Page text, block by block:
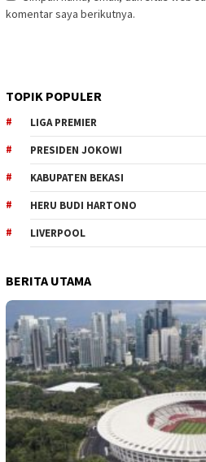
komentar saya berikutnya.
TOPIK POPULER
LIGA PREMIER
PRESIDEN JOKOWI
KABUPATEN BEKASI
HERU BUDI HARTONO
LIVERPOOL
BERITA UTAMA